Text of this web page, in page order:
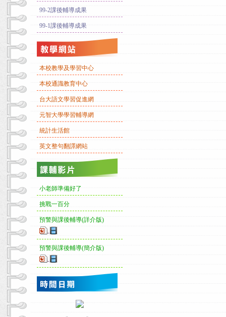
99-2課後輔導成果
99-1課後輔導成果
本校教學及學習中心
本校通識教育中心
台大語文學習促進網
元智大學學習輔導網
統計生活館
英文整句翻譯網站
小老師準備好了
挑戰一百分
預警與課後輔導(詳介版)
-
預警與課後輔導(簡介版)
-